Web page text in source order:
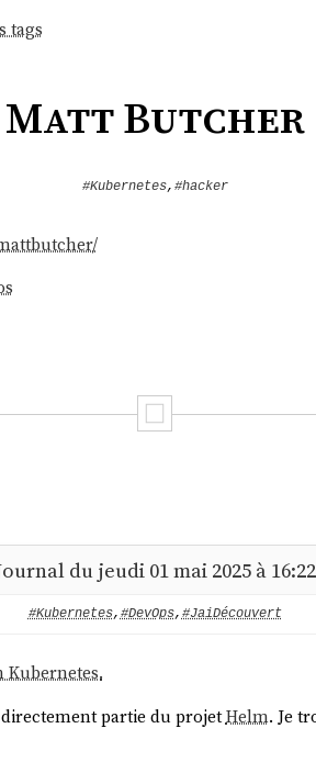
tags
Matt Butcher
#Kubernetes, #hacker
du jeudi 01 mai 2025 à 16:22
#Kubernetes,#DevOps,#JaiDécouvert
Kubernetes.
partie du projetHelm. Je